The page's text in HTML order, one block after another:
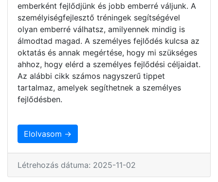
emberként fejlődjünk és jobb emberré váljunk. A
személyiségfejlesztő tréningek segítségével
olyan emberré válhatsz, amilyennek mindig is
álmodtad magad. A személyes fejlődés kulcsa az
oktatás és annak megértése, hogy mi szükséges
ahhoz, hogy elérd a személyes fejlődési céljaidat.
Az alábbi cikk számos nagyszerű tippet
tartalmaz, amelyek segíthetnek a személyes
fejlődésben.
Elolvasom →
Létrehozás dátuma: 2025-11-02